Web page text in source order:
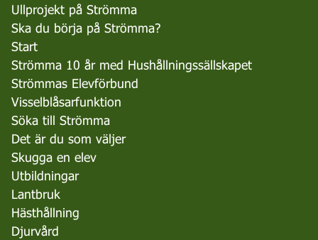
Ullprojekt på Strömma
Ska du börja på Strömma?
Start
Strömma 10 år med Hushållningssällskapet
Strömmas Elevförbund
Visselblåsarfunktion
Söka till Strömma
Det är du som väljer
Skugga en elev
Utbildningar
Lantbruk
Hästhållning
Djurvård